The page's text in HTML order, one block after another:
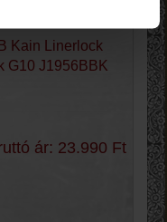
Kain Linerlock
G10 J1956BBK
ár: 23.990 Ft